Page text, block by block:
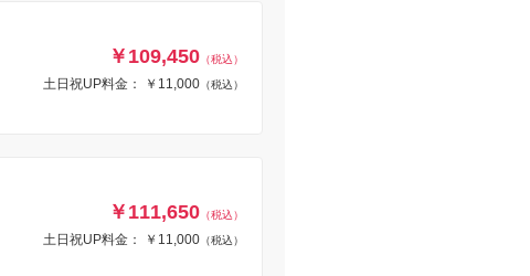
￥109,450 （税込）
土日祝UP料金： ￥11,000 （税込）
￥111,650 （税込）
土日祝UP料金： ￥11,000 （税込）